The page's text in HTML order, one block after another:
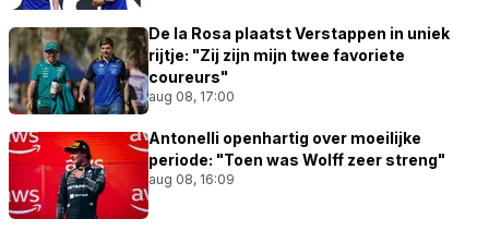
De la Rosa plaatst Verstappen in uniek
rijtje: "Zij zijn mijn twee favoriete
coureurs"
aug 08, 17:00
Antonelli openhartig over moeilijke
periode: "Toen was Wolff zeer streng"
aug 08, 16:09